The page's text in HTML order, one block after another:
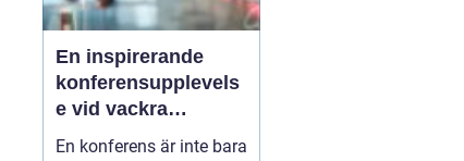
En inspirerande
konferensupplevels
e vid vackra
Tylösand
En konferens är inte bara